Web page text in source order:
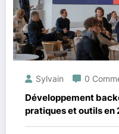
Sylvain 0
Développement
pratiques et outils en